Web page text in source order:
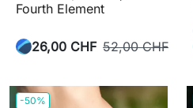
Fourth Element
26,00 CHF 52,00 CHF
-50%